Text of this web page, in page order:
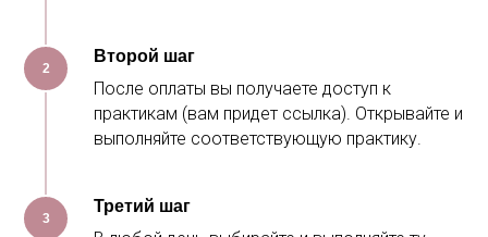
2
Второй шаг
После оплаты вы получаете доступ к
практикам (вам придет ссылка). Открывайте и
выполняйте соответствующую практику.
3
Третий шаг